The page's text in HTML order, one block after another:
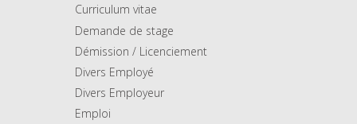
Curriculum vitae
Demande de stage
Démission / Licenciement
Divers Employé
Divers Employeur
Emploi